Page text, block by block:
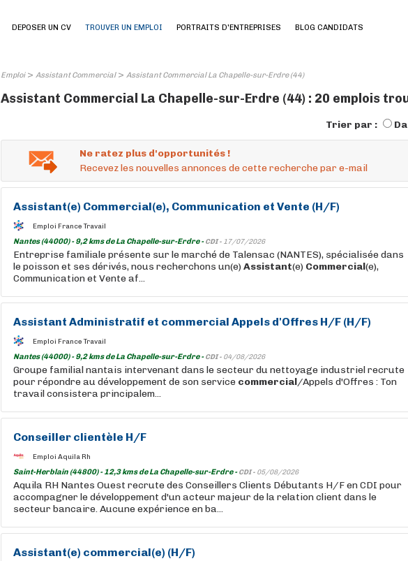
DEPOSER UN CV TROUVER UN EMPLOI PORTRAITS D'ENTREPRISES BLOG CANDIDATS
Emploi> Assistant Commercial> Assistant Commercial La Chapelle-sur-Erdre (44)
Assistant Commercial La Chapelle-sur-Erdre (44) : 20 emplois
Trier par :
Ne ratez plus d'opportunités !
Recevez les nouvelles annonces de cette recherche par e-mail
Assistant(e) Commercial(e), Communication et Vente (H/F)
Emploi France Travail
Nantes (44000) - 9,2 kms de La Chapelle-sur-Erdre -CDI - 17/07/2026
Entreprise familiale présente sur le marché de Talensac (NANTES), spécialisée dans
le poisson et ses dérivés, nous recherchons un(e) Assistant(e) Commercial(e),
Communication et Vente af...
Assistant Administratif et commercial Appels d'Offres H/F (H/F)
Emploi France Travail
Nantes (44000) - 9,2 kms de La Chapelle-sur-Erdre -CDI - 04/08/2026
Groupe familial nantais intervenant dans le secteur du nettoyage industriel recrute
pour répondre au développement de son service commercial/Appels d'Offres : Ton
travail consistera principalem...
Conseiller clientèle H/F
Emploi Aquila Rh
Saint-Herblain (44800) - 12,3 kms de La Chapelle-sur-Erdre -CDI - 05/08/2026
Aquila RH Nantes Ouest recrute des Conseillers Clients Débutants H/F en CDI pour
accompagner le développement d'un acteur majeur de la relation client dans le
secteur bancaire. Aucune expérience en ba...
Assistant(e) commercial(e) (H/F)